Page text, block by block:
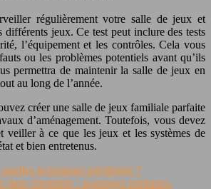
régulièrement votre salle de jeux et
différents jeux. Ce test peut inclure des tests
l’équipement et les contrôles. Cela vous
ou les problèmes potentiels avant qu’ils
permettra de maintenir la salle de jeux en
au long de l’année.
créer une salle de jeux familiale parfaite
d’aménagement. Toutefois, vous devez
veiller à ce que les jeux et les systèmes de
et bien entretenus.
techniques privilégier ?
dans cheminée : avantages pratiques.